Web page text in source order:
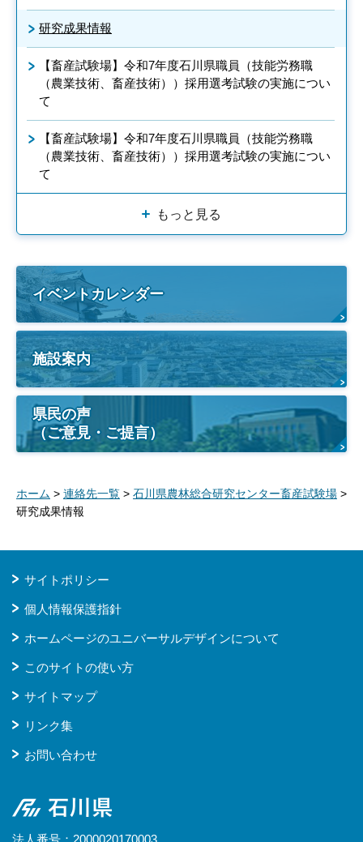
研究成果情報
【畜産試験場】令和7年度石川県職員（技能労務職
（農業技術、畜産技術））採用選考試験の実施につい
て
【畜産試験場】令和7年度石川県職員（技能労務職
（農業技術、畜産技術））採用選考試験の実施につい
て
もっと見る
イベントカレンダー
施設案内
県民の声
（ご意見・ご提言）
ホーム > 連絡先一覧 > 石川県農林総合研究センター畜産試験場 >
研究成果情報
サイトポリシー
個人情報保護指針
ホームページのユニバーサルデザインについて
このサイトの使い方
サイトマップ
リンク集
お問い合わせ
石川県